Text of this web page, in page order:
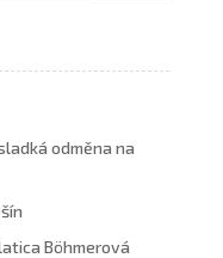
odměna na
Böhmerová